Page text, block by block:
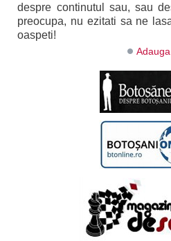
despre continutul sau, sau
preocupa, nu ezitati sa ne
oaspeti!